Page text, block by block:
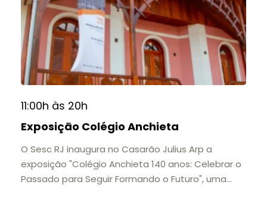
11:00h às 20h
Exposição Colégio Anchieta
O Sesc RJ inaugura no Casarão Julius Arp a
exposição "Colégio Anchieta 140 anos: Celebrar o
Passado para Seguir Formando o Futuro", uma